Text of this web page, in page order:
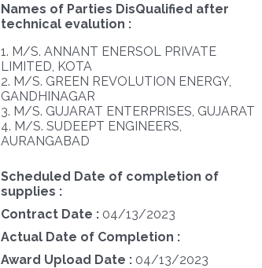
Names of Parties DisQualified after
technical evalution :
1. M/S. ANNANT ENERSOL PRIVATE
LIMITED, KOTA
2. M/S. GREEN REVOLUTION ENERGY,
GANDHINAGAR
3. M/S. GUJARAT ENTERPRISES, GUJARAT
4. M/S. SUDEEPT ENGINEERS,
AURANGABAD
Scheduled Date of completion of
supplies :
Contract Date : 04/13/2023
Actual Date of Completion :
Award Upload Date : 04/13/2023